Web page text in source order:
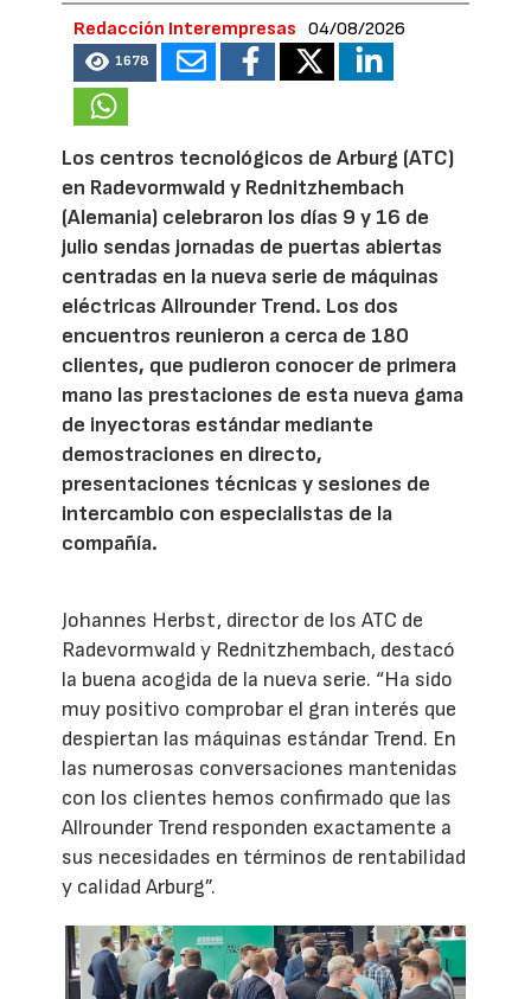
Redacción Interempresas 04/08/2026
1678
Los centros tecnológicos de Arburg (ATC)
en Radevormwald y Rednitzhembach
(Alemania) celebraron los días 9 y 16 de
julio sendas jornadas de puertas abiertas
centradas en la nueva serie de máquinas
eléctricas Allrounder Trend. Los dos
encuentros reunieron a cerca de 180
clientes, que pudieron conocer de primera
mano las prestaciones de esta nueva gama
de inyectoras estándar mediante
demostraciones en directo,
presentaciones técnicas y sesiones de
intercambio con especialistas de la
compañía.
Johannes Herbst, director de los ATC de
Radevormwald y Rednitzhembach, destacó
la buena acogida de la nueva serie. “Ha sido
muy positivo comprobar el gran interés que
despiertan las máquinas estándar Trend. En
las numerosas conversaciones mantenidas
con los clientes hemos confirmado que las
Allrounder Trend responden exactamente a
sus necesidades en términos de rentabilidad
y calidad Arburg”.